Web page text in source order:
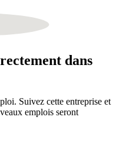
dans
Suivez cette entreprise et
emplois seront